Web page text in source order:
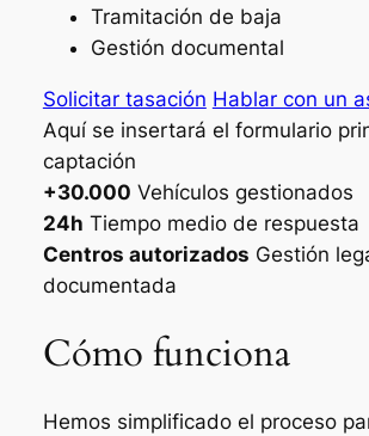
Tramitación de baja
Gestión documental
Solicitar tasación Hablar con un
Aquí se insertará el formulario
captación
+30.000 Vehículos gestionados
24h Tiempo medio de respuesta
Centros autorizados Gestión
documentada
Cómo funciona
Hemos simplificado el proceso